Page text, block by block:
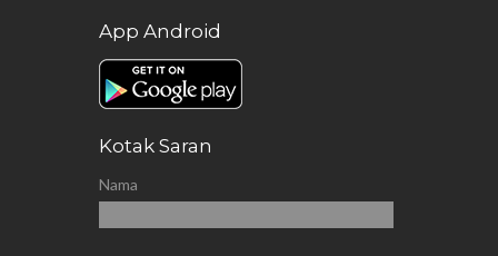
App Android
Kotak Saran
Nama